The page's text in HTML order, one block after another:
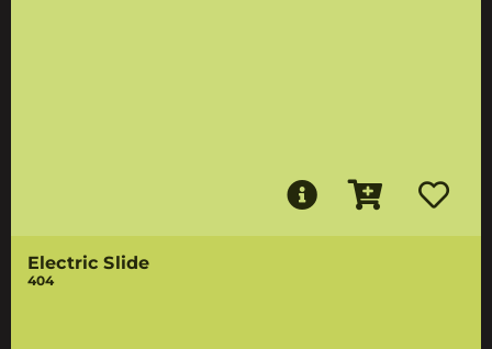
Electric Slide
404